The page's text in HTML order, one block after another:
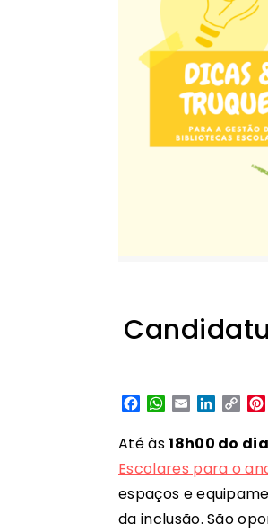
Facebook
WhatsApp
EmailLinkedIn
Copy
Até às18h00 do
Escolares para o
espaços e
da inclusão. São